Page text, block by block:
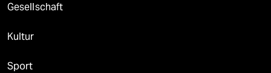
Gesellschaft
Kultur
Sport